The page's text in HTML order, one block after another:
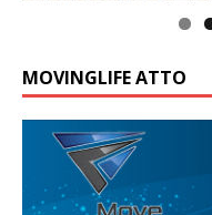
MOVINGLIFE ATTO